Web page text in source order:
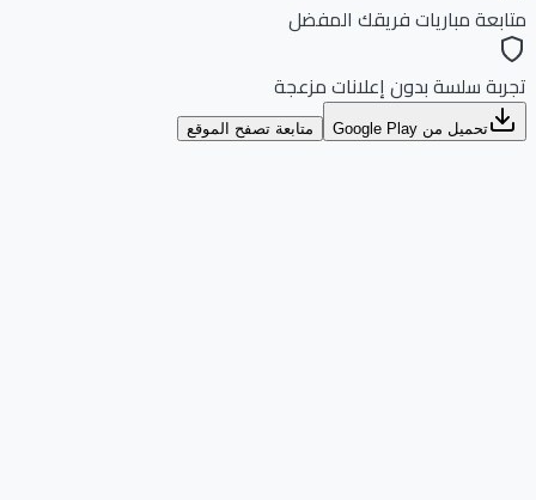
مباريات فريقك المفضل
سلسة بدون إعلانات مزعجة
تحميل من Google Play متابعة تصفح الموقع